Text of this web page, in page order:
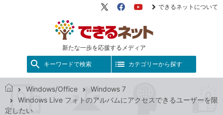
新たな一歩を応援するメディア
X（旧
FacebookYouTube
できるネットについて
キーワードで検索 カテゴリーから探す
で
き
Windows/Office
Windows 7
Windows Live フォトのアルバムにアクセスできるユーザーを限
定したい